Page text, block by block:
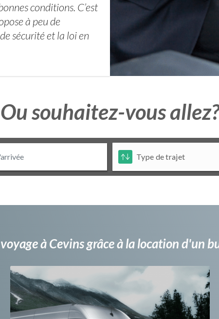
conditions. C’est
à peu de
sécurité et la loi en
Ou souhaitez-vous allez?
à Cevins grâce à la location d'un